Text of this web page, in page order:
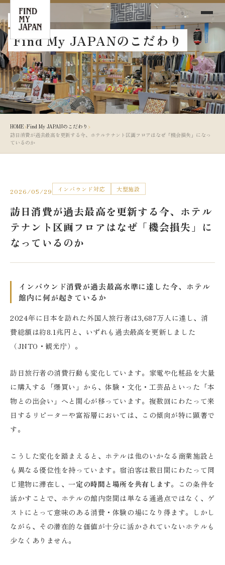
Blog
Find My JAPANのこだわり
HOME›Find My JAPANのこだわり ›
訪日消費が過去最高を更新する今、ホテルテナント区画フロアはなぜ「機会損失」になっ
ているのか
2026/05/29 インバウンド対応 大型施設
訪日消費が過去最高を更新する今、ホテル
テナント区画フロアはなぜ「機会損失」に
なっているのか
インバウンド消費が過去最高水準に達した今、ホテル
館内に何が起きているか
2024年に日本を訪れた外国人旅行者は3,687万人に達し、消
費総額は約8.1兆円と、いずれも過去最高を更新しました
（JNTO・観光庁）。
訪日旅行者の消費行動も変化しています。家電や化粧品を大量
に購入する「爆買い」から、体験・文化・工芸品といった「本
物との出会い」へと関心が移っています。複数回にわたって来
日するリピーターや富裕層においては、この傾向が特に顕著で
す。
こうした変化を踏まえると、ホテルは他のいかなる商業施設と
も異なる優位性を持っています。宿泊客は数日間にわたって同
じ建物に滞在し、一定の時間と場所を共有します。この条件を
活かすことで、ホテルの館内空間は単なる通過点ではなく、ゲ
ストにとって意味のある消費・体験の場になり得ます。しかし
ながら、その潜在的な価値が十分に活かされていないホテルも
少なくありません。